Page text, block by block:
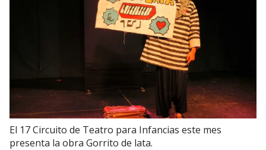
El 17 Circuito de Teatro para Infancias este mes
presenta la obra Gorrito de lata.